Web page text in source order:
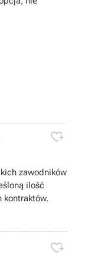

zawodników
ilość
kontraktów.
